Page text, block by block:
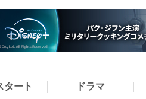
タート ドラマ